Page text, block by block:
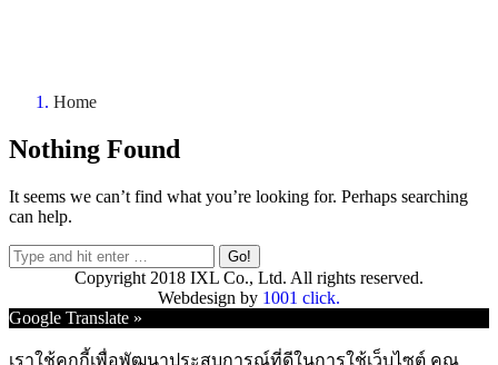
Home
Nothing Found
It seems we can’t find what you’re looking for. Perhaps searching
can help.
Search:
Copyright 2018 IXL Co., Ltd. All rights reserved.
Webdesign by 1001 click.
Go
Top
Google Translate »
เราใช้คุกกี้เพื่อพัฒนาประสบการณ์ที่ดีในการใช้เว็บไซต์ คุณ